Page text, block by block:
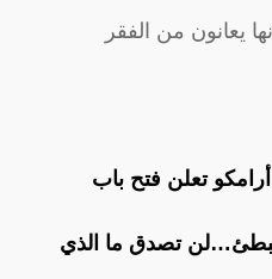
تعلن فتح باب
ببطئ…لن تصدق ما الذي